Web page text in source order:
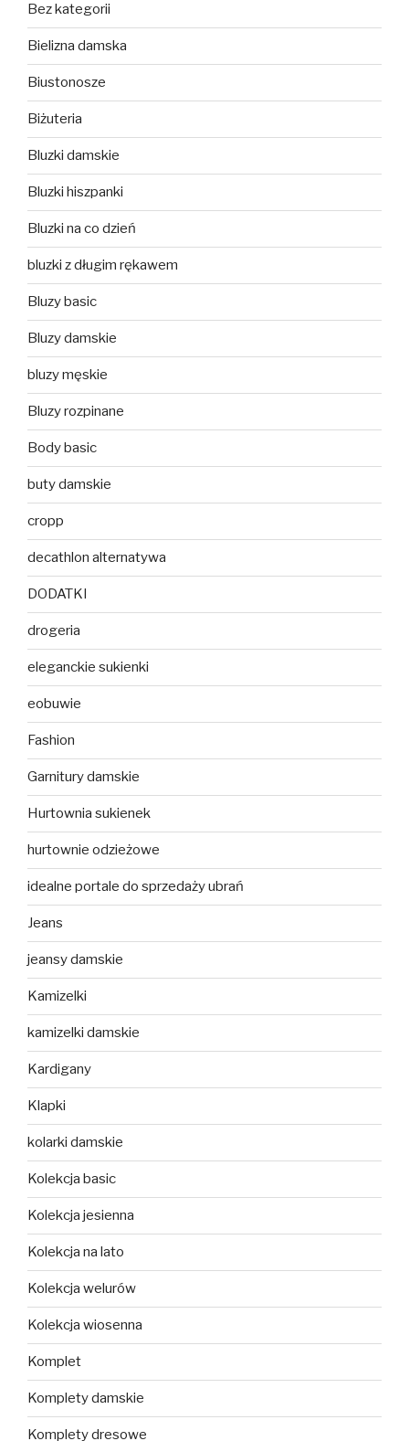
Bez kategorii
Bielizna damska
Biustonosze
Biżuteria
Bluzki damskie
Bluzki hiszpanki
Bluzki na co dzień
bluzki z długim rękawem
Bluzy basic
Bluzy damskie
bluzy męskie
Bluzy rozpinane
Body basic
buty damskie
cropp
decathlon alternatywa
DODATKI
drogeria
eleganckie sukienki
eobuwie
Fashion
Garnitury damskie
Hurtownia sukienek
hurtownie odzieżowe
idealne portale do sprzedaży ubrań
Jeans
jeansy damskie
Kamizelki
kamizelki damskie
Kardigany
Klapki
kolarki damskie
Kolekcja basic
Kolekcja jesienna
Kolekcja na lato
Kolekcja welurów
Kolekcja wiosenna
Komplet
Komplety damskie
Komplety dresowe